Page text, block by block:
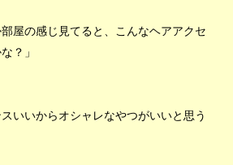
部屋の感じ見てると、こんなヘアアクセ
？」
いいからオシャレなやつがいいと思う